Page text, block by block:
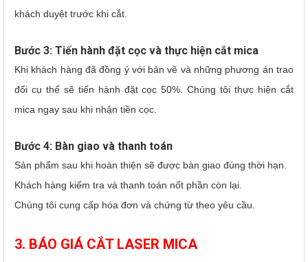
khách duyệt trước khi cắt.
Bước 3: Tiến hành đặt cọc và thực hiện cắt mica
Khi khách hàng đã đồng ý với bản vẽ và những phương án trao
đổi cụ thể sẽ tiến hành đặt cọc 50%. Chúng tôi thực hiện cắt
mica ngay sau khi nhận tiền cọc.
Bước 4: Bàn giao và thanh toán
Sản phẩm sau khi hoàn thiện sẽ được bàn giao đúng thời hạn.
Khách hàng kiểm tra và thanh toán nốt phần còn lại.
Chúng tôi cung cấp hóa đơn và chứng từ theo yêu cầu.
3. BÁO GIÁ CẮT LASER MICA